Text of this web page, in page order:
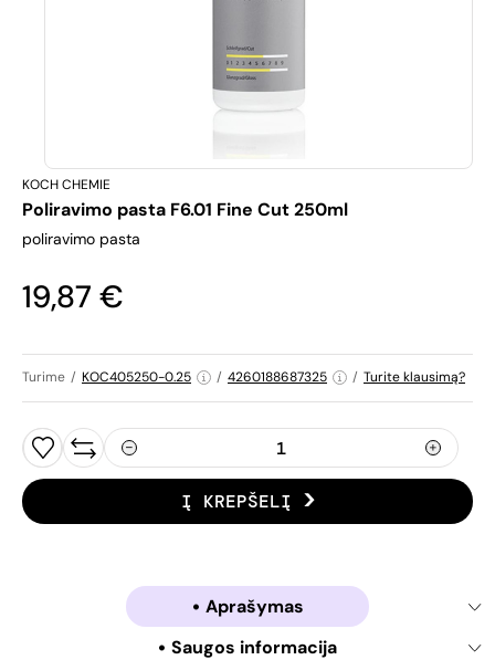
KOCH CHEMIE
Poliravimo pasta F6.01 Fine Cut 250ml
poliravimo pasta
19,87 €
Turime / KOC405250-0.25 / 4260188687325 / Turite klausimą?
Į KREPŠELĮ
Aprašymas
Saugos informacija